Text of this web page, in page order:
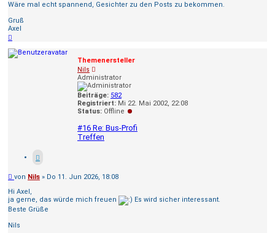
Wäre mal echt spannend, Gesichter zu den Posts zu bekommen.
Gruß
Axel
Themenersteller
Nils
Administrator
Beiträge: 582
Registriert: Mi 22. Mai 2002, 22:08
Status: Offline
#16 Re: Bus-Profi
Treffen
Beitrag
von Nils » Do 11. Jun 2026, 18:08
Hi Axel,
ja gerne, das würde mich freuen
Es wird sicher interessant.
Beste Grüße
Nils